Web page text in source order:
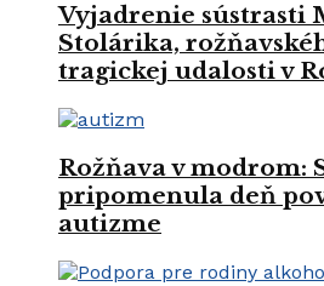
Vyjadrenie sústrasti
Stolárika,
tragickej udalosti v
Rožňava v modrom:
pripomenula deň
autizme